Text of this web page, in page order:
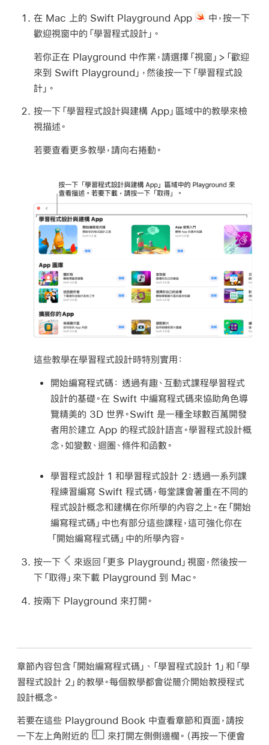
在 Mac 上的 Swift Playground App
中，按一下
歡迎視窗中的「學習程式設計」。
若你正在 Playground 中作業，請選擇「視窗」>「歡迎
來到 Swift Playground」，然後按一下「學習程式設
計」。
按一下「學習程式設計與建構 App」區域中的教學來檢
視描述。
若要查看更多教學，請向右捲動。
這些教學在學習程式設計時特別實用：
開始編寫程式碼： 透過有趣、互動式課程學習程式
設計的基礎。在 Swift 中編寫程式碼來協助角色導
覽精美的 3D 世界。Swift 是一種全球數百萬開發
者用於建立 App 的程式設計語言。學習程式設計概
念，如變數、迴圈、條件和函數。
學習程式設計 1 和學習程式設計 2：透過一系列課
程練習編寫 Swift 程式碼，每堂課會著重在不同的
程式設計概念和建構在你所學的內容之上。在「開始
編寫程式碼」中也有部分這些課程，這可強化你在
「開始編寫程式碼」中的所學內容。
按一下
來返回「更多 Playground」視窗，然後按一
下「取得」來下載 Playground 到 Mac。
按兩下 Playground 來打開。
章節內容包含 「開始編寫程式碼」 、 「學習程式設計 1」 和 「學
習程式設計 2」 的教學。每個教學都會從簡介開始教授程式
設計概念。
若要在這些 Playground Book 中查看章節和頁面，請按
一下左上角附近的
來打開左側側邊欄。（再按一下便會